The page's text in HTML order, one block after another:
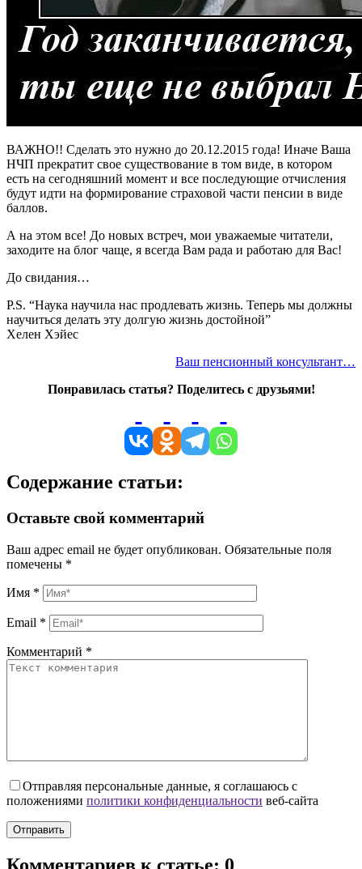
ВАЖНО!! Сделать это нужно до 20.12.2015 года! Иначе Ваша
НЧП прекратит свое существование в том виде, в котором
есть на сегодняшний момент и все последующие отчисления
будут идти на формирование страховой части пенсии в виде
баллов.
А на этом все! До новых встреч, мои уважаемые читатели,
заходите на блог чаще, я всегда Вам рада и работаю для Вас!
До свидания…
P.S. “Наука научила нас продлевать жизнь. Теперь мы должны
научиться делать эту долгую жизнь достойной”
Хелен Хэйес
Ваш пенсионный консультант…
Понравилась статья? Поделитесь с друзьями!
Содержание статьи:
Оставьте свой комментарий
Ваш адрес email не будет опубликован. Обязательные поля
помечены *
Имя *
Email *
Комментарий *
Отправляя персональные данные, я соглашаюсь с
положениями политики конфиденциальности веб-сайта
Комментариев к статье: 0